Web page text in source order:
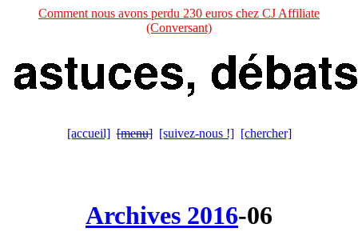
Comment nous avons perdu 230 euros chez CJ Affiliate
(Conversant)
[accueil] [menu] [suivez-nous !] [chercher]
Archives 2016-06